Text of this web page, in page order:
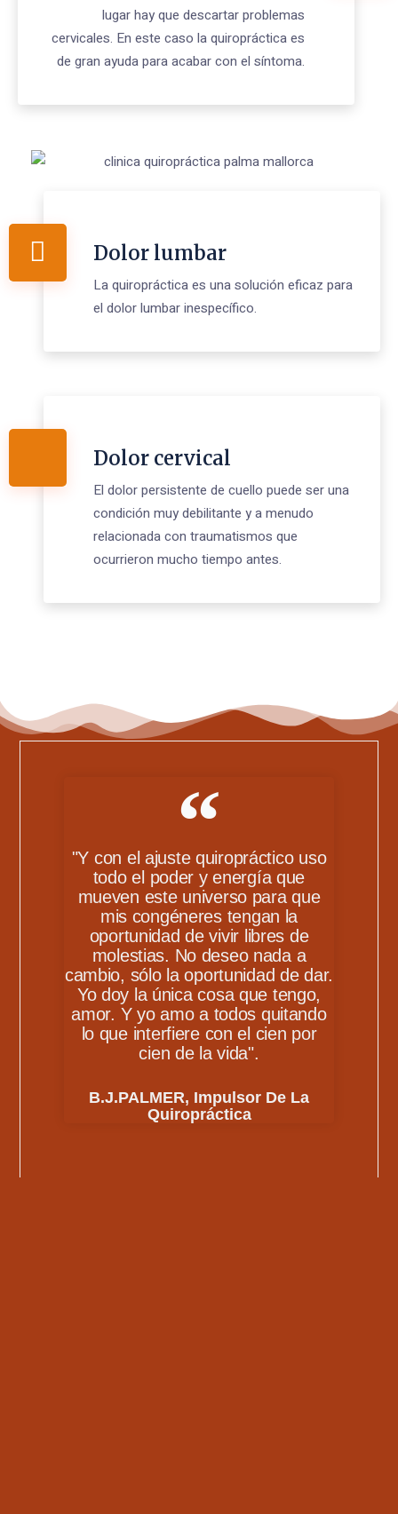
lugar hay que descartar problemas
cervicales. En este caso la quiropráctica es
de gran ayuda para acabar con el síntoma.
Dolor lumbar
La quiropráctica es una solución eficaz para
el dolor lumbar inespecífico.
Dolor cervical
El dolor persistente de cuello puede ser una
condición muy debilitante y a menudo
relacionada con traumatismos que
ocurrieron mucho tiempo antes.
"Y con el ajuste quiropráctico uso
todo el poder y energía que
mueven este universo para que
mis congéneres tengan la
oportunidad de vivir libres de
molestias. No deseo nada a
cambio, sólo la oportunidad de dar.
Yo doy la única cosa que tengo,
amor. Y yo amo a todos quitando
lo que interfiere con el cien por
cien de la vida".
B.J.PALMER, Impulsor De La
Quiropráctica